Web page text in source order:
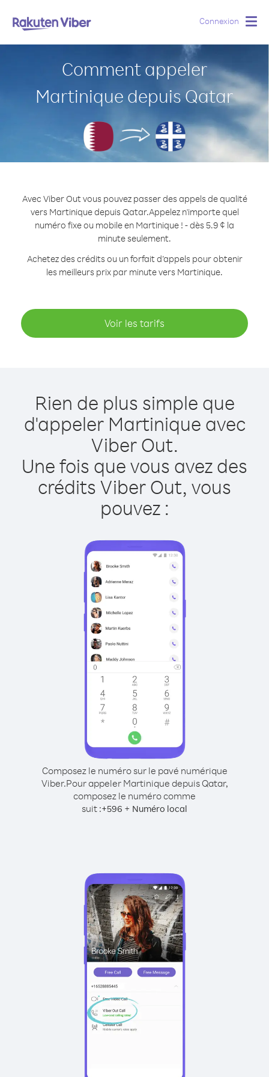
Connexion
Comment appeler
Martinique depuis Qatar
Avec Viber Out vous pouvez passer des appels de qualité
vers Martinique depuis Qatar.Appelez n'importe quel
numéro fixe ou mobile en Martinique ! - dès 5.9 ¢ la
minute seulement.
Achetez des crédits ou un forfait d’appels pour obtenir
les meilleurs prix par minute vers Martinique.
Voir les tarifs
Rien de plus simple que
d'appeler Martinique avec
Viber Out.
Une fois que vous avez des
crédits Viber Out, vous
pouvez :
Composez le numéro sur le pavé numérique
Viber.Pour appeler Martinique depuis Qatar,
composez le numéro comme
suit :+596 + Numéro local